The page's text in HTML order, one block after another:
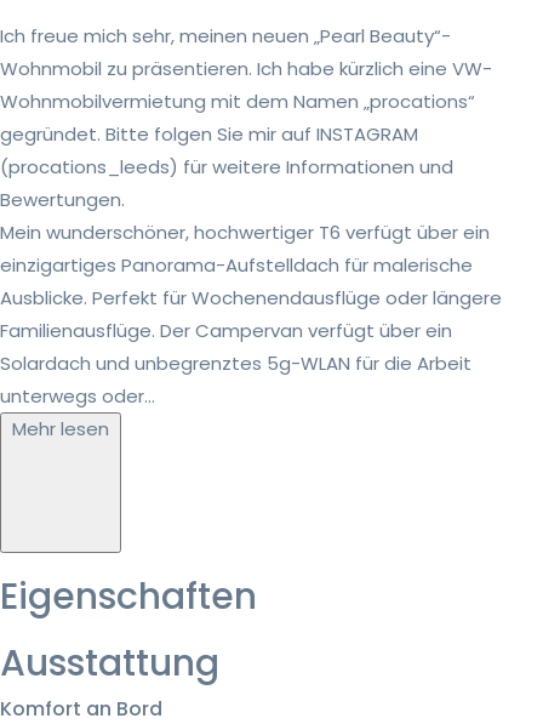
Ich freue mich sehr, meinen neuen „Pearl Beauty“-
Wohnmobil zu präsentieren. Ich habe kürzlich eine VW-
Wohnmobilvermietung mit dem Namen „procations“
gegründet. Bitte folgen Sie mir auf INSTAGRAM
(procations_leeds) für weitere Informationen und
Bewertungen.
Mein wunderschöner, hochwertiger T6 verfügt über ein
einzigartiges Panorama-Aufstelldach für malerische
Ausblicke. Perfekt für Wochenendausflüge oder längere
Familienausflüge. Der Campervan verfügt über ein
Solardach und unbegrenztes 5g-WLAN für die Arbeit
unterwegs oder...
Mehr lesen
Eigenschaften
Ausstattung
Komfort an Bord